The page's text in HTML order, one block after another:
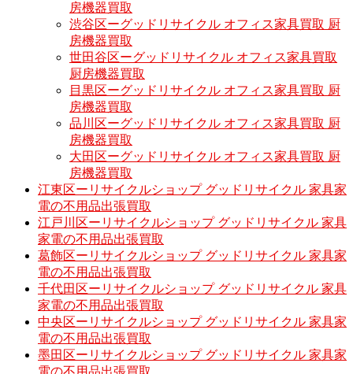
房機器買取
渋谷区ーグッドリサイクル オフィス家具買取 厨
房機器買取
世田谷区ーグッドリサイクル オフィス家具買取
厨房機器買取
目黒区ーグッドリサイクル オフィス家具買取 厨
房機器買取
品川区ーグッドリサイクル オフィス家具買取 厨
房機器買取
大田区ーグッドリサイクル オフィス家具買取 厨
房機器買取
江東区ーリサイクルショップ グッドリサイクル 家具家
電の不用品出張買取
江戸川区ーリサイクルショップ グッドリサイクル 家具
家電の不用品出張買取
葛飾区ーリサイクルショップ グッドリサイクル 家具家
電の不用品出張買取
千代田区ーリサイクルショップ グッドリサイクル 家具
家電の不用品出張買取
中央区ーリサイクルショップ グッドリサイクル 家具家
電の不用品出張買取
墨田区ーリサイクルショップ グッドリサイクル 家具家